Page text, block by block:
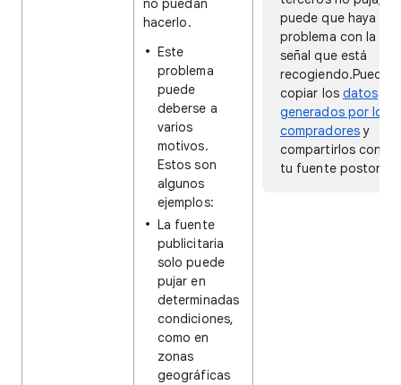
no puedan
hacerlo.
Este
problema
puede
deberse a
varios
motivos.
Estos son
algunos
ejemplos:
La fuente
publicitaria
solo puede
pujar en
determinadas
condiciones,
como en
zonas
geográficas
puede que haya un
problema con la
señal que está
recogiendo.Puedes
copiar los datos
generados por los
compradoresy
compartirlos con
tu fuente postora.